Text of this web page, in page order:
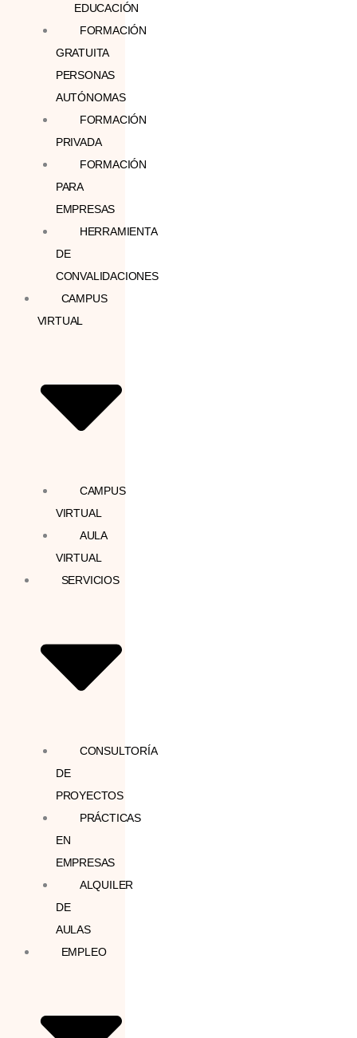
EDUCACIÓN
FORMACIÓN
GRATUITA
PERSONAS
AUTÓNOMAS
FORMACIÓN
PRIVADA
FORMACIÓN
PARA
EMPRESAS
HERRAMIENTA
DE
CONVALIDACIONES
CAMPUS
VIRTUAL
CAMPUS
VIRTUAL
AULA
VIRTUAL
SERVICIOS
CONSULTORÍA
DE
PROYECTOS
PRÁCTICAS
EN
EMPRESAS
ALQUILER
DE
AULAS
EMPLEO